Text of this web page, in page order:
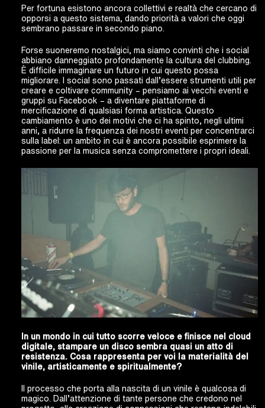
Per fortuna esistono ancora collettivi e realtà che cercano di
opporsi a questo sistema, dando priorità a valori che oggi
sembrano passare in secondo piano.
Forse suoneremo nostalgici, ma siamo convinti che i social
abbiano danneggiato profondamente la cultura del clubbing.
È difficile immaginare un futuro in cui questo possa
migliorare. I social sono passati dall’essere strumenti utili per
creare e coltivare community – pensiamo ai vecchi eventi e
gruppi su Facebook – a diventare piattaforme di
mercificazione di qualsiasi forma artistica. Questo
cambiamento è uno dei motivi che ci ha spinto, negli ultimi
anni, a ridurre la frequenza dei nostri eventi per concentrarci
sulla label: un ambito in cui è ancora possibile esprimere la
passione per la musica senza compromettere i propri ideali.
In un mondo in cui tutto scorre veloce e finisce nel cloud
digitale, stampare un disco sembra quasi un atto di
resistenza. Cosa rappresenta per voi la materialità del
vinile, artisticamente e spiritualmente?
Il processo che porta alla nascita di un vinile è qualcosa di
magico. Dall’attenzione di tante persone che credono nel